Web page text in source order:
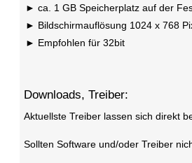
ca. 1 GB Speicherplatz auf der
Bildschirmauflösung 1024 x 768
Empfohlen für 32bit
Downloads, Treiber:
Aktuellste Treiber lassen sich direkt
Sollten Software und/oder Treiber